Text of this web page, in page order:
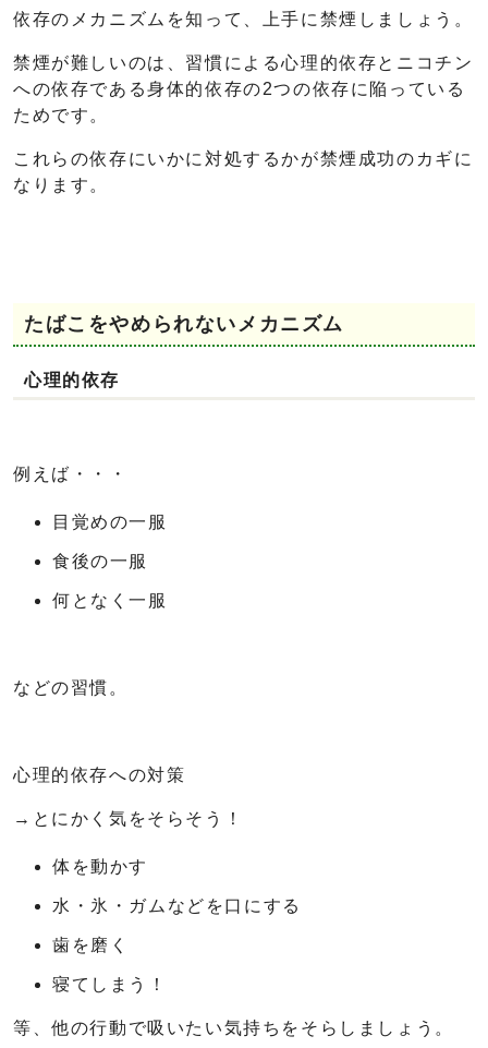
依存のメカニズムを知って、上手に禁煙しましょう。
禁煙が難しいのは、習慣による心理的依存とニコチン
への依存である身体的依存の2つの依存に陥っている
ためです。
これらの依存にいかに対処するかが禁煙成功のカギに
なります。
たばこをやめられないメカニズム
心理的依存
例えば・・・
目覚めの一服
食後の一服
何となく一服
などの習慣。
心理的依存への対策
→とにかく気をそらそう！
体を動かす
水・氷・ガムなどを口にする
歯を磨く
寝てしまう！
等、他の行動で吸いたい気持ちをそらしましょう。